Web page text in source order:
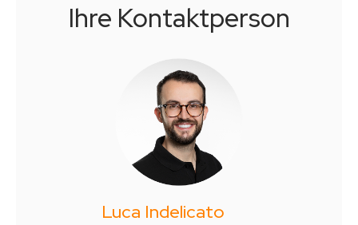
Ihre Kontaktperson
Luca Indelicato